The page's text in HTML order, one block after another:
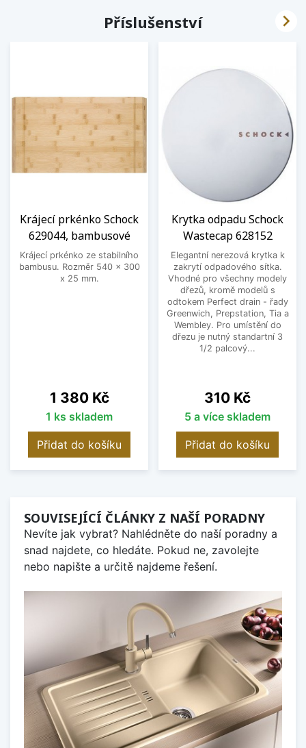
Příslušenství
Krájecí prkénko Schock
629044, bambusové
Krájecí prkénko ze stabilního
bambusu. Rozměr 540 x 300
x 25 mm.
Cena
1 380 Kč
1 ks skladem
Přidat do košíku
Krytka odpadu Schock
Wastecap 628152
Elegantní nerezová krytka k
zakrytí odpadového sítka.
Vhodné pro všechny modely
dřezů, kromě modelů s
odtokem Perfect drain - řady
Greenwich, Prepstation, Tia a
Wembley. Pro umístění do
dřezu je nutný standartní 3
1/2 palcový...
Cena
310 Kč
5 a více skladem
Přidat do košíku

SOUVISEJÍCÍ ČLÁNKY Z NAŠÍ PORADNY
Nevíte jak vybrat? Nahlédněte do naší poradny a
snad najdete, co hledáte. Pokud ne, zavolejte
nebo napište a určitě najdeme řešení.